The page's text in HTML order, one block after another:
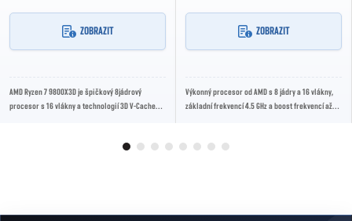
ZOBRAZIT
AMD Ryzen 7 9800X3D je špičkový 8jádrový
procesor s 16 vlákny a technologií 3D V-Cache
ZOBRAZIT
Výkonný procesor od AMD s 8 jádry a 16 vlákny,
základní frekvencí 4.5 GHz a boost frekvencí až